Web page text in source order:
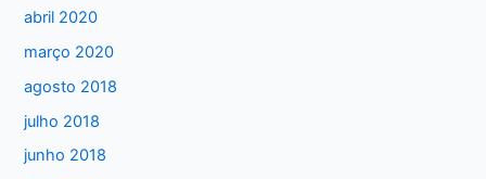
abril 2020
março 2020
agosto 2018
julho 2018
junho 2018